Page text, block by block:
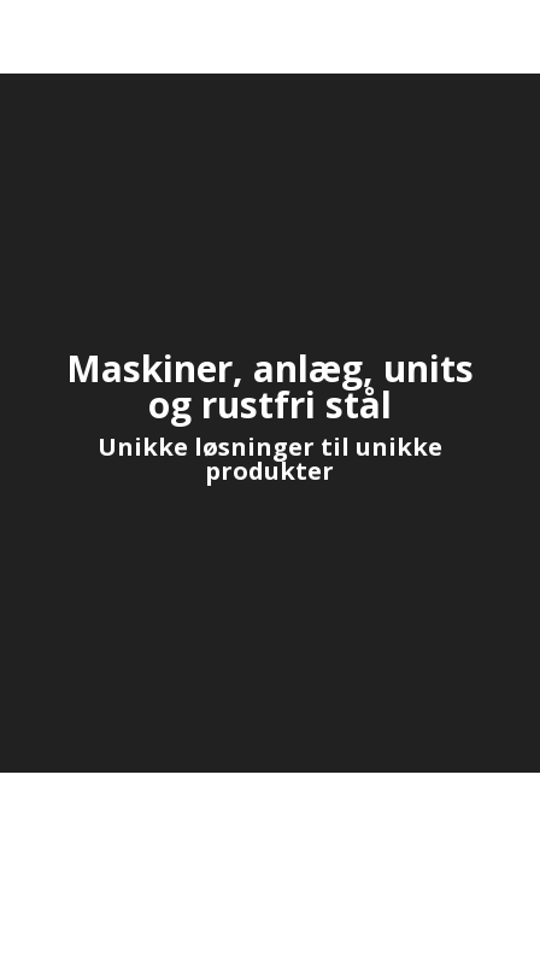
Maskiner, anlæg, units
og rustfri stål
Unikke løsninger til unikke
produkter